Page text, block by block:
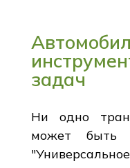
задач
Ни одно
может быть